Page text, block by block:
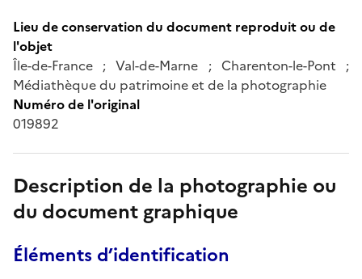
Lieu de conservation du document reproduit ou de
l'objet
Île-de-France ; Val-de-Marne ; Charenton-le-Pont ;
Médiathèque du patrimoine et de la photographie
Numéro de l'original
019892
Description de la photographie ou
du document graphique
Éléments d’identification